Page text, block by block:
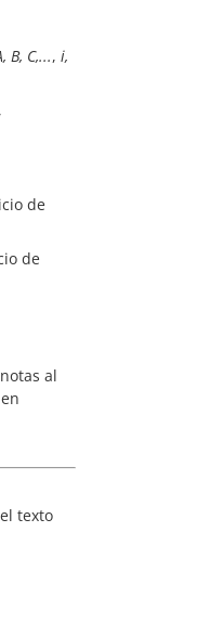
B, C,..., i,
de
de
al
texto